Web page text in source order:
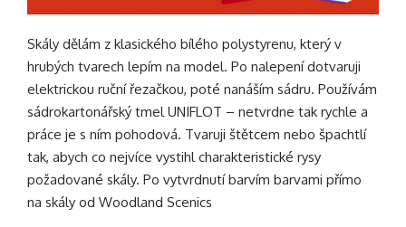
Skály dělám z klasického bílého polystyrenu, který v
hrubých tvarech lepím na model. Po nalepení dotvaruji
elektrickou ruční řezačkou, poté nanáším sádru. Používám
sádrokartonářský tmel UNIFLOT – netvrdne tak rychle a
práce je s ním pohodová. Tvaruji štětcem nebo špachtlí
tak, abych co nejvíce vystihl charakteristické rysy
požadované skály. Po vytvrdnutí barvím barvami přímo
na skály od Woodland Scenics